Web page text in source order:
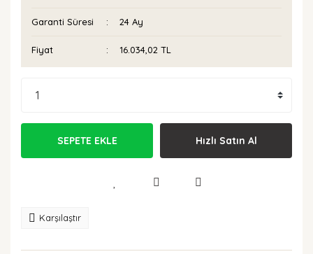
Garanti Süresi 24 Ay
Fiyat 16.034,02 TL
SEPETE EKLE Hızlı Satın Al
Karşılaştır